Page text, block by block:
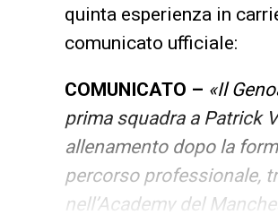
quinta esperienza in
comunicato ufficiale:
COMUNICATO – «Il
prima squadra a Patrick
allenamento dopo la
percorso professionale,
nell’Academy del